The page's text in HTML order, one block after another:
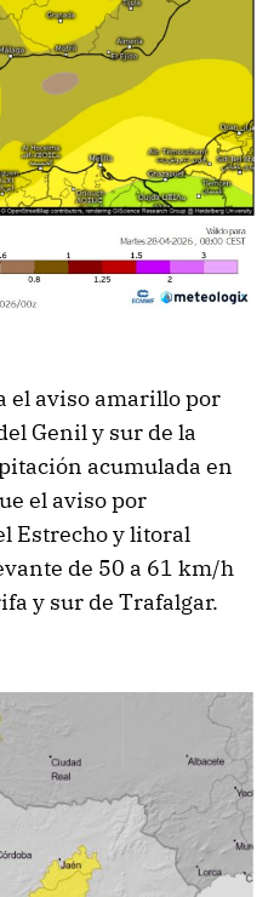
el aviso amarillo por
Genil y sur de la
acumulada en
el aviso por
Estrecho y litoral
de 50 a 61 km/h
y sur de Trafalgar.